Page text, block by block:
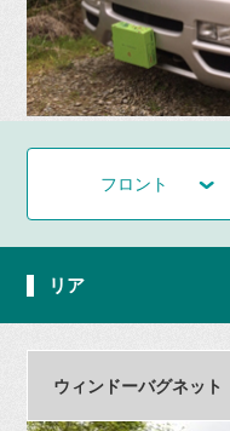
フロント
リア
ウィンドーバグネット